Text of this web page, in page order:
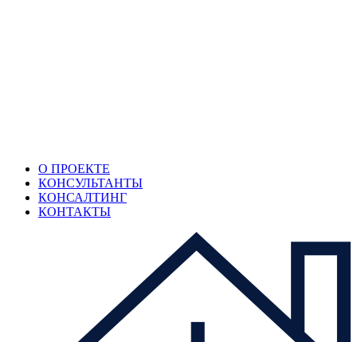
О ПРОЕКТЕ
КОНСУЛЬТАНТЫ
КОНСАЛТИНГ
КОНТАКТЫ